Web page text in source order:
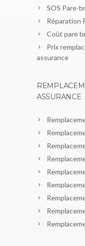
SOS Pare-
Réparation
Coût pare
Prix
assurance
ASSURANCE